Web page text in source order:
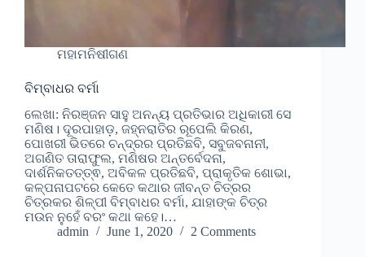
ମହାମନିଷୀଗଣ
ବିମ୍ବାଧର ବର୍ମା
ଲେଖା: ନିରଞ୍ଜନ ସାହୁ ଅନନ୍ୟ ପ୍ରତିଭାର ଅଧିକାରୀ ସେ
ମଣିଷ। ଦୂରପାହାଡ଼, ଜହ୍ନରାତିର ରୂପେଲି କିରଣ,
ପୋଖରୀ ଭିତରେ ଚନ୍ଦ୍ରର ପ୍ରତିଛବି, ସବୁଜବନାନୀ,
ଅଗଣିତ ତାରାଫୁଲ, ମଣିଷର ଅନ୍ତର୍ବେଦନା,
ଦାର୍ଶନିକତତ୍ତ୍ଵ, ଅବିକଳ ପ୍ରତିଛବି, ପ୍ରାକୃତିକ ଶୋଭା,
କଳ୍ପନାପଟରେ କେତେ କଥାର ଜୀବନ୍ତ ଚିତ୍ରର
ଚିତ୍ରକର ଶିଳ୍ପୀ ବିମ୍ବାଧର ବର୍ମା, ଯାହାଙ୍କ ଚିତ୍ର
ମଉନ ନୁହେଁ ବରଂ କଥା କହେ।…
admin
June 1, 2020 2 Comments